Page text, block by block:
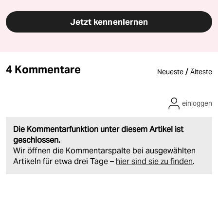
Jetzt kennenlernen
4 Kommentare Neueste / Älteste
Die Kommentarfunktion unter diesem Artikel ist
geschlossen.
Wir öffnen die Kommentarspalte bei ausgewählten
Artikeln für etwa drei Tage – hier sind sie zu finden.
einloggen